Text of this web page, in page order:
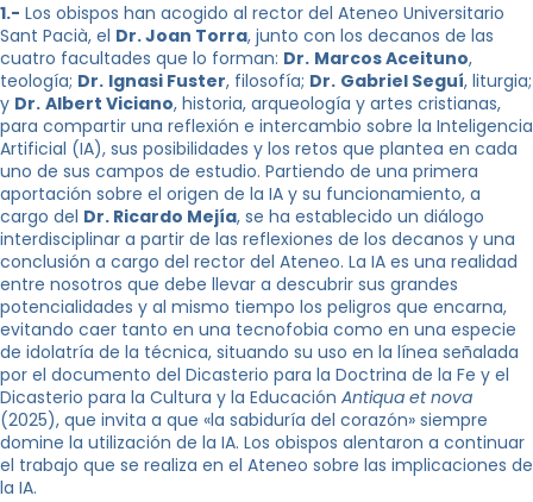
1.- Los obispos han acogido al rector del Ateneo Universitario
Sant Pacià, el Dr. Joan Torra, junto con los decanos de las
cuatro facultades que lo forman: Dr. Marcos Aceituno,
teología; Dr. Ignasi Fuster, filosofía; Dr. Gabriel Seguí, liturgia;
y Dr. Albert Viciano, historia, arqueología y artes cristianas,
para compartir una reflexión e intercambio sobre la Inteligencia
Artificial (IA), sus posibilidades y los retos que plantea en cada
uno de sus campos de estudio. Partiendo de una primera
aportación sobre el origen de la IA y su funcionamiento, a
cargo del Dr. Ricardo Mejía, se ha establecido un diálogo
interdisciplinar a partir de las reflexiones de los decanos y una
conclusión a cargo del rector del Ateneo. La IA es una realidad
entre nosotros que debe llevar a descubrir sus grandes
potencialidades y al mismo tiempo los peligros que encarna,
evitando caer tanto en una tecnofobia como en una especie
de idolatría de la técnica, situando su uso en la línea señalada
por el documento del Dicasterio para la Doctrina de la Fe y el
Dicasterio para la Cultura y la Educación Antiqua et nova
(2025), que invita a que «la sabiduría del corazón» siempre
domine la utilización de la IA. Los obispos alentaron a continuar
el trabajo que se realiza en el Ateneo sobre las implicaciones de
la IA.